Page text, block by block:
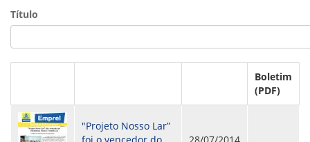
ATAS DE REGISTRO DE PREÇOS
CONTRATO
PLR
PARTICIPAÇÃO NOS LUCROS E RESULTADOS
Título
Boletim
(PDF)
"Projeto Nosso Lar”